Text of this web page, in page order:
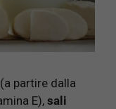
(a partire dalla
E), sali